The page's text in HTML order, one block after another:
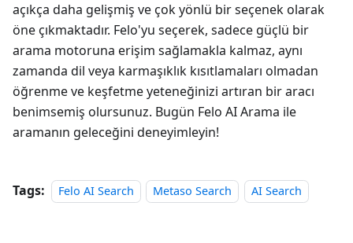
açıkça daha gelişmiş ve çok yönlü bir seçenek olarak
öne çıkmaktadır. Felo'yu seçerek, sadece güçlü bir
arama motoruna erişim sağlamakla kalmaz, aynı
zamanda dil veya karmaşıklık kısıtlamaları olmadan
öğrenme ve keşfetme yeteneğinizi artıran bir aracı
benimsemiş olursunuz. Bugün Felo AI Arama ile
aramanın geleceğini deneyimleyin!
Tags: Felo AI Search Metaso Search AI Search